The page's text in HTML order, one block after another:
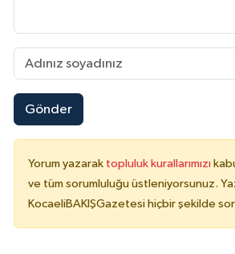
Gönder
Yorum yazarak topluluk kurallarımızı
ve tüm sorumluluğu üstleniyorsunuz.
KocaeliBAKIŞGazetesi hiçbir şekilde